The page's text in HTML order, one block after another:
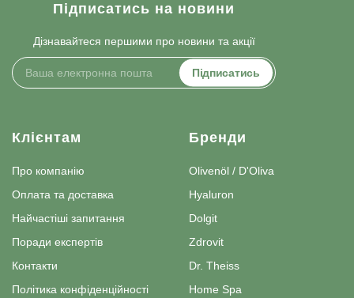
Клієнтам
Про компанію
Оплата та доставка
Найчастіші запитання
Поради експертів
Контакти
Політика конфіденційності
Бренди
Olivenöl / D'Oliva
Hyaluron
Dolgit
Zdrovit
Dr. Theiss
Home Spa
Підписатись на новини
Дізнавайтеся першими про новини та акції
Підписатись